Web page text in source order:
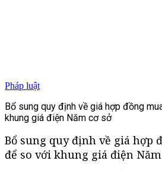
Pháp luật
Bổ sung quy định về giá hợp đồng
khung giá điện Năm cơ sở
Bổ sung quy định về giá hợp
để so với khung giá điện